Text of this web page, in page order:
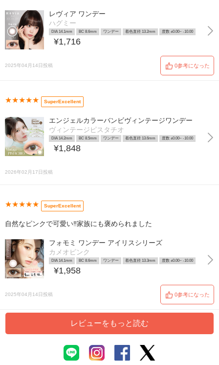
レヴィア ワンデー
ハグミー
DIA 14.1mm BC 8.6mm ワンデー 着色直径 13.2mm 度数 ±0.00~ -10.00
¥1,716
2025年04月14日投稿 0参考になった
★★★★★ SuperExcellent
エンジェルカラーバンビヴィンテージワンデー
ヴィンテージピスタチオ
DIA 14.2mm BC 8.5mm ワンデー 着色直径 13.6mm 度数 ±0.00~ -10.00
¥1,848
2026年02月17日投稿
★★★★★ SuperExcellent
自然なピンクで可愛い‼️家族にも褒められました
フォモミ ワンデー アイリスシリーズ
カメオピンク
DIA 14.1mm BC 8.6mm ワンデー 着色直径 13.3mm 度数 ±0.00~ -10.00
¥1,958
2025年04月14日投稿 0参考になった
レビューをもっと読む